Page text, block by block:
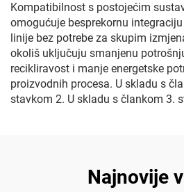
Kompatibilnost s postojećim
omogućuje besprekornu
linije bez potrebe za skupim
okoliš uključuju smanjenu
recikliravost i manje energetske
proizvodnih procesa. U skladu s
stavkom 2. U skladu s člankom 3.
Najnovije